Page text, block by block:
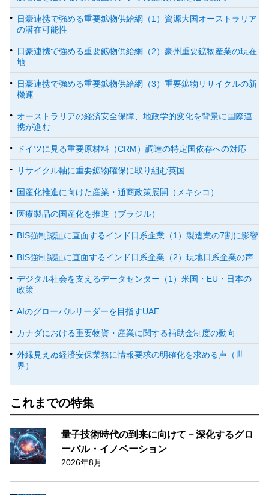
日豪連携で強める重要鉱物供給網（1）資源大国オーストラリア
の潜在可能性
日豪連携で強める重要鉱物供給網（2）豪州重要鉱物産業の現在
地
日豪連携で強める重要鉱物供給網（3）重要鉱物リサイクルの新
機運
オーストラリアの経済安全保障、地政学的変化を背景に国際連
携が進む
ドイツに見る重要原材料（CRM）調達の特定国依存への対応
リサイクル軸に重要鉱物確保に取り組む英国
国産化推進に向けた産業・通商政策展開（メキシコ）
医療製品の国産化を推進（ブラジル）
BIS強制認証に直面するインド日系企業（1）製造業の7割に影響
BIS強制認証に直面するインド日系企業（2）現地日系企業の声
デジタル社会を支えるデータセンター（1）米国・EU・日本の
政策
AIのグローバルリーダーを目指すUAE
カナダにおける重要物資・産業に関する補助金制度の動向
外縁見えぬ経済安保業務に情報要求の明確化を求める声（世
界）
これまでの特集
量子技術時代の到来に向けて－深化するグロ
ーバル・イノベーション
2026年8月